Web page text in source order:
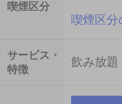
喫煙区分
喫煙区分
サービス・
特徴
飲み放